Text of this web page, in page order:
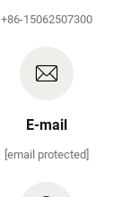
+86-15062507300
E-mail
[email protected]